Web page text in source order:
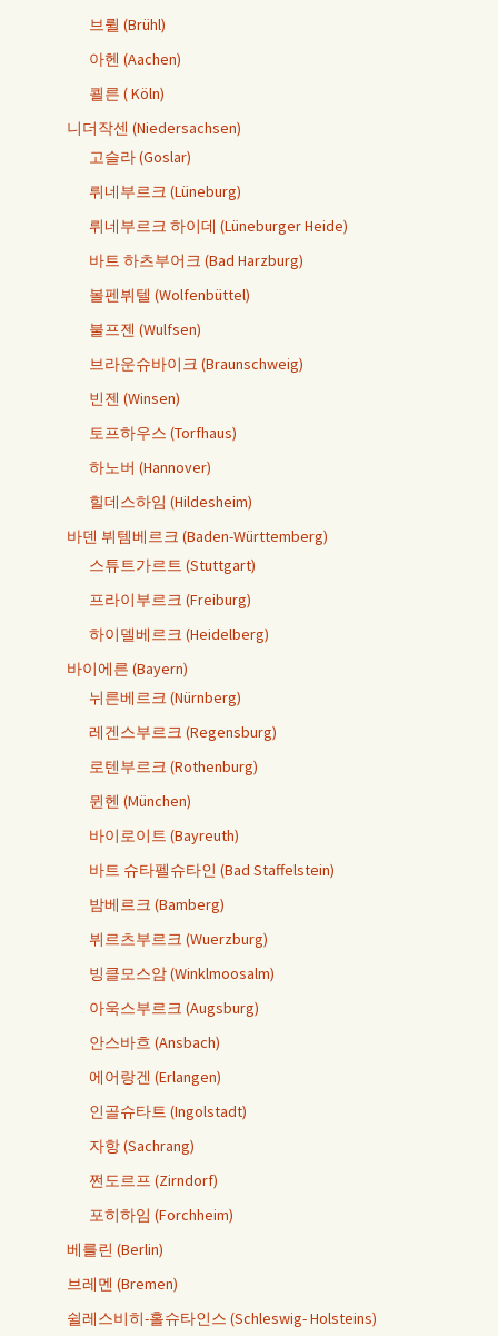
브륄 (Brühl)
아헨 (Aachen)
쾰른 ( Köln)
니더작센 (Niedersachsen)
고슬라 (Goslar)
뤼네부르크 (Lüneburg)
뤼네부르크 하이데 (Lüneburger Heide)
바트 하츠부어크 (Bad Harzburg)
볼펜뷔텔 (Wolfenbüttel)
불프젠 (Wulfsen)
브라운슈바이크 (Braunschweig)
빈젠 (Winsen)
토프하우스 (Torfhaus)
하노버 (Hannover)
힐데스하임 (Hildesheim)
바덴 뷔템베르크 (Baden-Württemberg)
스튜트가르트 (Stuttgart)
프라이부르크 (Freiburg)
하이델베르크 (Heidelberg)
바이에른 (Bayern)
뉘른베르크 (Nürnberg)
레겐스부르크 (Regensburg)
로텐부르크 (Rothenburg)
뮌헨 (München)
바이로이트 (Bayreuth)
바트 슈타펠슈타인 (Bad Staffelstein)
밤베르크 (Bamberg)
뷔르츠부르크 (Wuerzburg)
빙클모스암 (Winklmoosalm)
아욱스부르크 (Augsburg)
안스바흐 (Ansbach)
에어랑겐 (Erlangen)
인골슈타트 (Ingolstadt)
자항 (Sachrang)
쩐도르프 (Zirndorf)
포히하임 (Forchheim)
베를린 (Berlin)
브레멘 (Bremen)
쉴레스비히-홀슈타인스 (Schleswig- Holsteins)